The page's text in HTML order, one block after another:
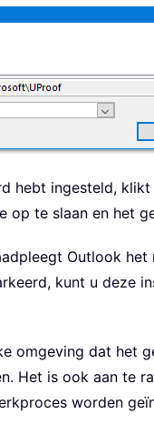
hebt ingesteld, klikt
op te slaan en het
Outlook
kunt u deze
omgeving dat het
Het is ook aan te
worden